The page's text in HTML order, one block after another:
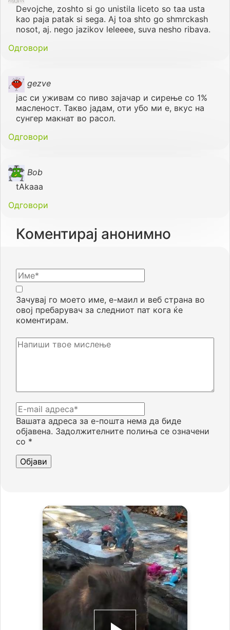
Devojche, zoshto si go unistila liceto so taa usta
kao paja patak si sega. Aj toa shto go shmrckash
nosot, aj. nego jazikov leleeee, suva nesho ribava.
Одговори
gezve
јас си уживам со пиво зајачар и сирење со 1%
масленост. Такво јадам, оти убо ми е, вкус на
сунгер макнат во расол.
Одговори
Bob
tAkaaa
Одговори
Коментирај анонимно
Вашата адреса за е-пошта нема да биде
објавена. Задолжителните полиња се означени
со *
Зачувај го моето име, е-маил и веб страна во
овој пребарувач за следниот пат кога ќе
коментирам.